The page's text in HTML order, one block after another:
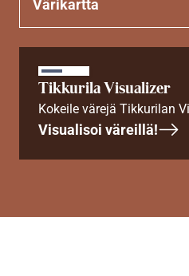
Värikartta
Tikkurila Visualizer
Kokeile värejä Tikkurilan
Visualisoi väreillä!